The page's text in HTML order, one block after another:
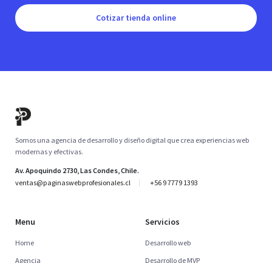
Cotizar tienda online
Somos una agencia de desarrollo y diseño digital que crea experiencias web
modernas y efectivas.
Av. Apoquindo 2730, Las Condes, Chile.
ventas@paginaswebprofesionales.cl
+56 9 7779 1393
Menu
Home
Agencia
Servicios
Desarrollo web
Desarrollo de MVP